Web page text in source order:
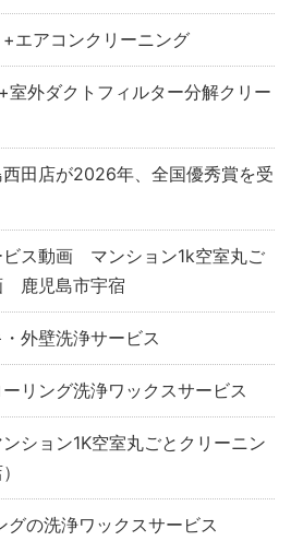
エアコンクリーニング
外ダクトフィルター分解クリー
田店が2026年、全国優秀賞を受
ビス動画 マンション1k空室丸ご
鹿児島市宇宿
外壁洗浄サービス
リング洗浄ワックスサービス
ンション1K空室丸ごとクリーニン
グの洗浄ワックスサービス